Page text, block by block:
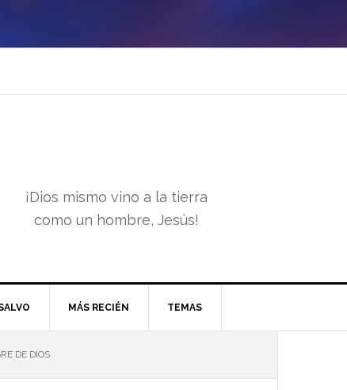
¡Dios mismo vino a la tierra
como un hombre, Jesús!
MÁS RECIÉN TEMAS
DE DIOS